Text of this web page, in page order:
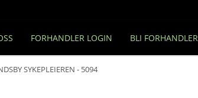
FORHANDLER LOGIN BLI FORHANDLER
SYKEPLEIEREN - 5094